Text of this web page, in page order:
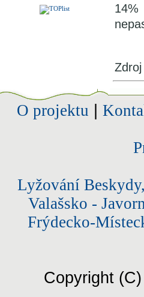
14%
O projektu
Lyžování
Valašsko -
Frýdecko-
Copyright